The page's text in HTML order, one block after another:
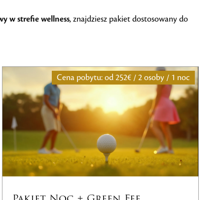
w strefie wellness, znajdziesz pakiet dostosowany do
osoby / 1 noc Cena pobytu: od784 € / 2